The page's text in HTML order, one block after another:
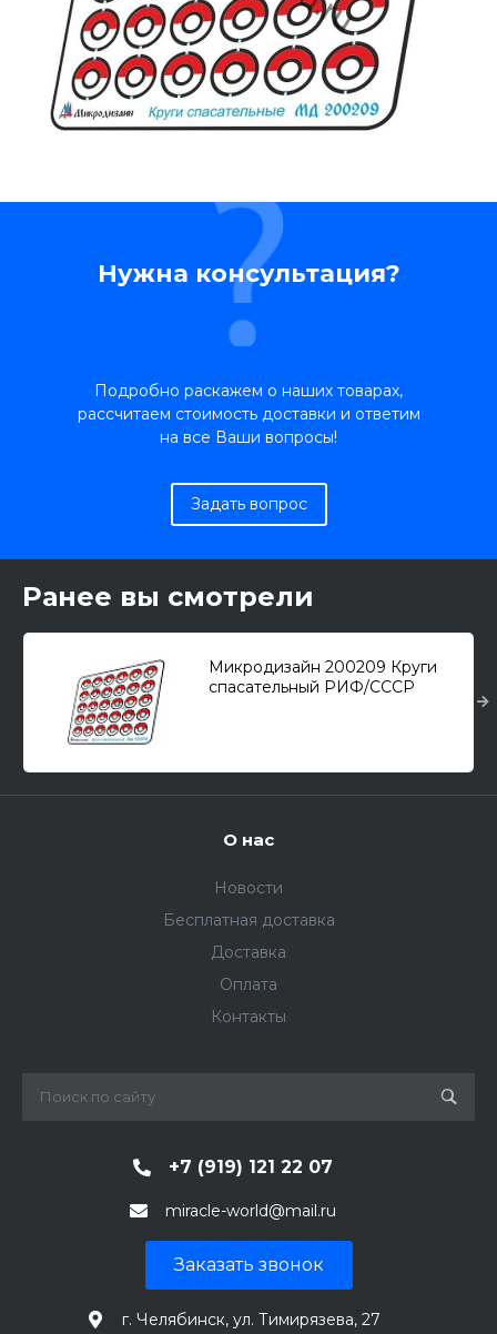
Нужна консультация?
Подробно раскажем о наших товарах,
рассчитаем стоимость доставки и ответим
на все Ваши вопросы!
Задать вопрос
Ранее вы смотрели
Микродизайн 200209 Круги
спасательный РИФ/СССР
О нас
Новости
Бесплатная доставка
Доставка
Оплата
Контакты
+7 (919) 121 22 07
miracle-world@mail.ru
Заказать звонок
г. Челябинск, ул. Тимирязева, 27